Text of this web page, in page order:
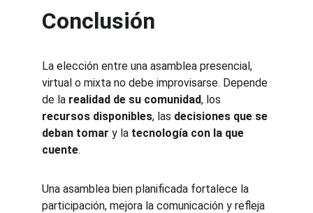
Conclusión
La elección entre una asamblea presencial,
virtual o mixta no debe improvisarse. Depende
de la realidad de su comunidad, los
recursos disponibles, las decisiones que se
deban tomar y la tecnología con la que
cuente.
Una asamblea bien planificada fortalece la
participación, mejora la comunicación y refleja